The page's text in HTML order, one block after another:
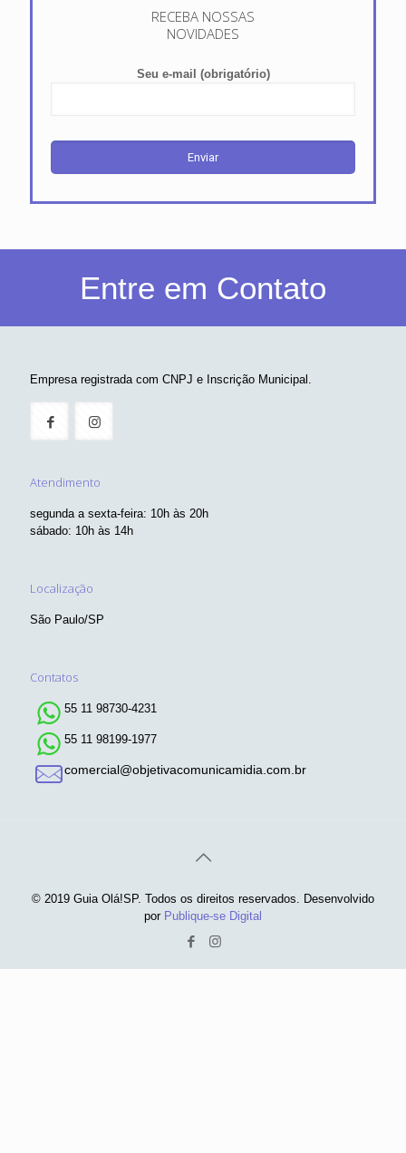
RECEBA NOSSAS
NOVIDADES
Seu e-mail (obrigatório)
Entre em Contato
Empresa registrada com CNPJ e Inscrição Municipal.
Atendimento
segunda a sexta-feira: 10h às 20h
sábado: 10h às 14h
Localização
São Paulo/SP
Contatos
55 11 98730-4231
55 11 98199-1977
comercial@objetivacomunicamidia.com.br
© 2019 Guia Olá!SP. Todos os direitos reservados. Desenvolvido
por Publique-se Digital